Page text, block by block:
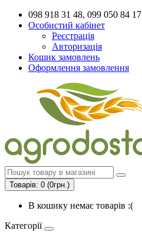
098 918 31 48, 099 050 84 17
Особистий кабінет
Реєстрація
Авторизація
Кошик замовлень
Оформлення замовлення
Товарів: 0 (0грн.)
В кошику немає товарів :(
Категорії